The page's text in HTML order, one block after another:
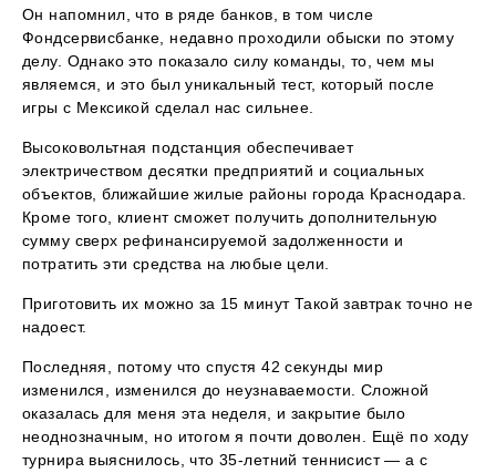
Он напомнил, что в ряде банков, в том числе
Фондсервисбанке, недавно проходили обыски по этому
делу. Однако это показало силу команды, то, чем мы
являемся, и это был уникальный тест, который после
игры с Мексикой сделал нас сильнее.
Высоковольтная подстанция обеспечивает
электричеством десятки предприятий и социальных
объектов, ближайшие жилые районы города Краснодара.
Кроме того, клиент сможет получить дополнительную
сумму сверх рефинансируемой задолженности и
потратить эти средства на любые цели.
Приготовить их можно за 15 минут Такой завтрак точно не
надоест.
Последняя, потому что спустя 42 секунды мир
изменился, изменился до неузнаваемости. Сложной
оказалась для меня эта неделя, и закрытие было
неоднозначным, но итогом я почти доволен. Ещё по ходу
турнира выяснилось, что 35-летний теннисист — а с